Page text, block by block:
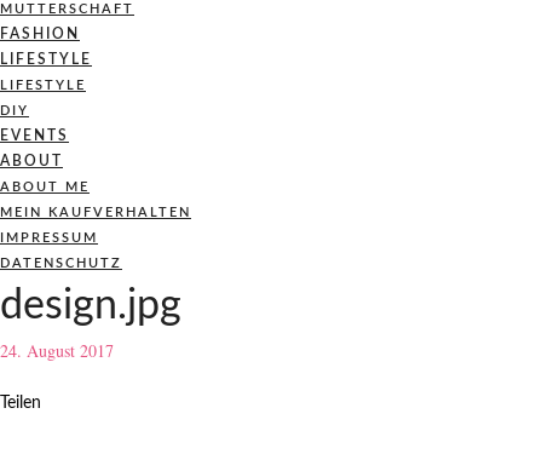
MUTTERSCHAFT
FASHION
LIFESTYLE
LIFESTYLE
DIY
EVENTS
ABOUT
ABOUT ME
MEIN KAUFVERHALTEN
IMPRESSUM
DATENSCHUTZ
design.jpg
24. August 2017
Teilen